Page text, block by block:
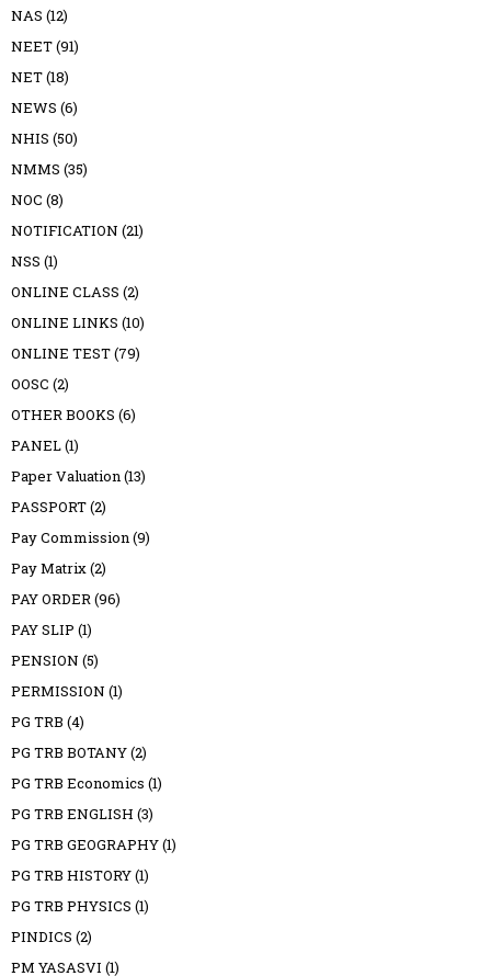
NAS (12)
NEET(91)
NET(18)
NEWS (6)
NHIS (50)
NMMS (35)
NOC (8)
NOTIFICATION (21)
NSS (1)
ONLINE CLASS (2)
ONLINE LINKS (10)
ONLINE TEST(79)
OOSC (2)
OTHER BOOKS (6)
PANEL(1)
Paper Valuation(13)
PASSPORT(2)
Pay Commission(9)
Pay Matrix(2)
PAY ORDER(96)
PAY SLIP (1)
PENSION (5)
PERMISSION (1)
PG TRB (4)
PG TRB BOTANY(2)
PG TRB Economics (1)
PG TRB ENGLISH (3)
PG TRB GEOGRAPHY(1)
PG TRB HISTORY(1)
PG TRB PHYSICS (1)
PINDICS (2)
PM YASASVI (1)